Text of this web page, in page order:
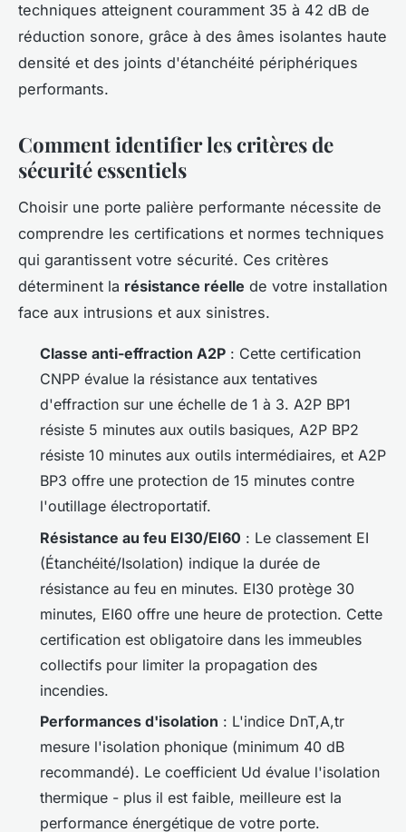
techniques atteignent couramment 35 à 42 dB de
réduction sonore, grâce à des âmes isolantes haute
densité et des joints d'étanchéité périphériques
performants.
Comment identifier les critères de
sécurité essentiels
Choisir une porte palière performante nécessite de
comprendre les certifications et normes techniques
qui garantissent votre sécurité. Ces critères
déterminent la résistance réelle de votre installation
face aux intrusions et aux sinistres.
Classe anti-effraction A2P : Cette certification
CNPP évalue la résistance aux tentatives
d'effraction sur une échelle de 1 à 3. A2P BP1
résiste 5 minutes aux outils basiques, A2P BP2
résiste 10 minutes aux outils intermédiaires, et A2P
BP3 offre une protection de 15 minutes contre
l'outillage électroportatif.
Résistance au feu EI30/EI60 : Le classement EI
(Étanchéité/Isolation) indique la durée de
résistance au feu en minutes. EI30 protège 30
minutes, EI60 offre une heure de protection. Cette
certification est obligatoire dans les immeubles
collectifs pour limiter la propagation des
incendies.
Performances d'isolation : L'indice DnT,A,tr
mesure l'isolation phonique (minimum 40 dB
recommandé). Le coefficient Ud évalue l'isolation
thermique - plus il est faible, meilleure est la
performance énergétique de votre porte.